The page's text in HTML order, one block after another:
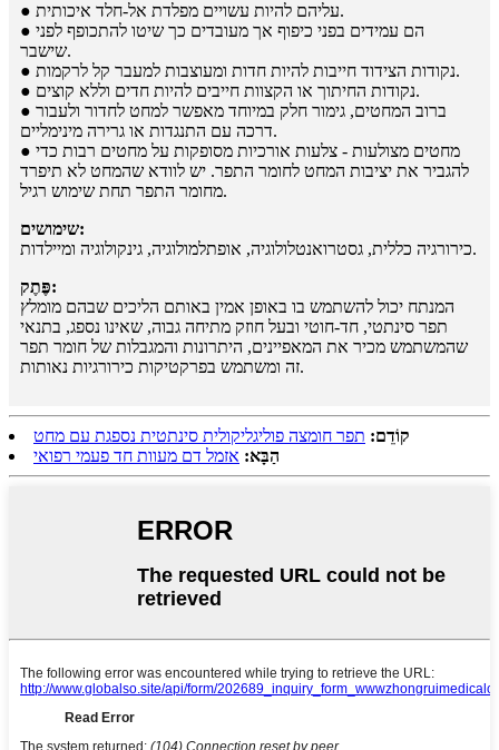
● עליהם להיות עשויים מפלדת אל-חלד איכותית.
● הם עמידים בפני כיפוף אך מעובדים כך שיטו להתכופף לפני
שישבר.
● נקודות הצידוד חייבות להיות חדות ומעוצבות למעבר קל לרקמות.
● נקודות החיתוך או הקצוות חייבים להיות חדים וללא קוצים.
● ברוב המחטים, גימור חלק במיוחד מאפשר למחט לחדור ולעבור
דרכה עם התנגדות או גרירה מינימליים.
● מחטים מצולעות - צלעות אורכיות מסופקות על מחטים רבות כדי
להגביר את יציבות המחט לחומר התפר. יש לוודא שהמחט לא תיפרד
מחומר התפר תחת שימוש רגיל.
שימושים:
כירורגיה כללית, גסטרואנטלולוגיה, אופתלמולוגיה, גינקולוגיה ומיילדות.
פֶּתֶק:
המנתח יכול להשתמש בו באופן אמין באותם הליכים שבהם מומלץ
תפר סינתטי, חד-חוטי ובעל חוזק מתיחה גבוה, שאינו נספג, בתנאי
שהמשתמש מכיר את המאפיינים, היתרונות והמגבלות של חומר תפר
זה ומשתמש בפרקטיקות כירורגיות נאותות.
קוֹדֵם: תפר חומצה פוליגליקולית סינתטית נספגת עם מחט
הַבָּא: אזמל דם מעוות חד פעמי רפואי